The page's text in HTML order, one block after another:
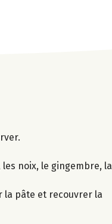
noix, le gingembre, la
la pâte et recouvrer la